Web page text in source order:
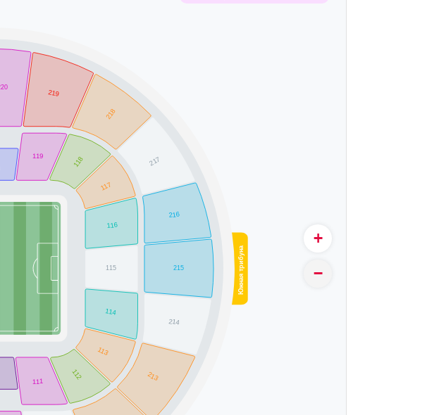
Южная трибуна
219
111
119
218
118
112
217
117
216
116
215
115
214
114
213
113
+
−